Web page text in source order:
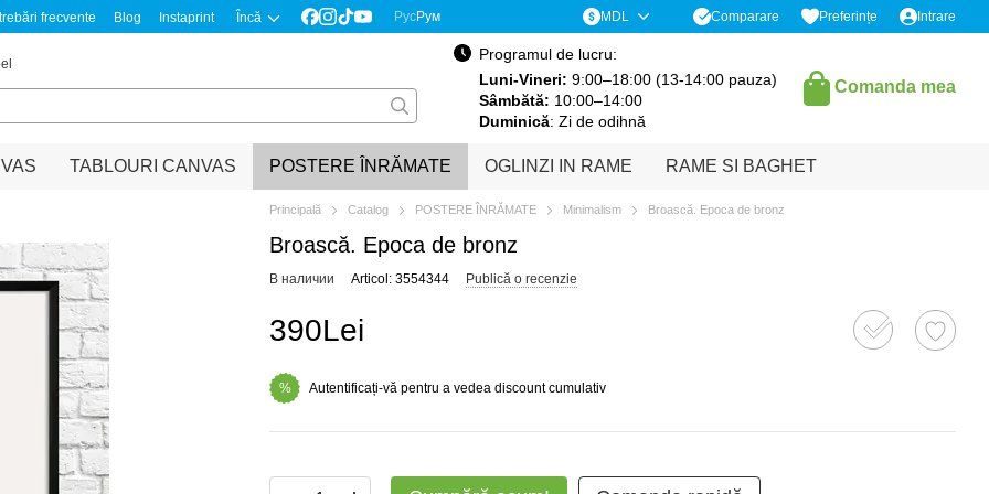
frecvente Blog Instaprint Încă РусРум MDL Comparare Preferințe Intrare
Programul de lucru:
Luni-Vineri: 9:00–18:00 (13-14:00 pauza)
Sâmbătă: 10:00–14:00
Duminică: Zi de odihnă
Comanda mea
TABLOURI CANVAS POSTERE ÎNRĂMATE OGLINZI IN RAME RAME SI BAGHET
Principală Catalog POSTERE ÎNRĂMATE Minimalism Broască. Epoca de bronz
Broască. Epoca de bronz
В наличии Articol: 3554344 Publică o recenzie
390Lei
% Autentificați-vă pentru a vedea discount cumulativ